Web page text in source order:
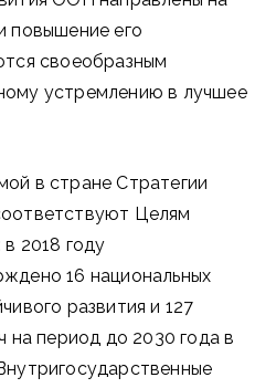
повышение его
своеобразным
устремлению в лучшее
в стране Стратегии
Целям
в 2018 году
16 национальных
развития и 127
на период до 2030 года в